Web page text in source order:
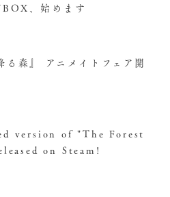
、始めます
森』 アニメイトフェア開
version of "The Forest
on Steam!